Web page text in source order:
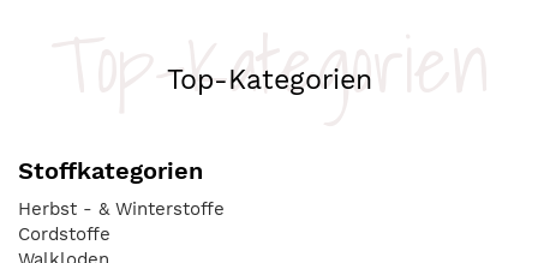
Top-Kategorien
Top-Kategorien
Stoffkategorien
Herbst - & Winterstoffe
Cordstoffe